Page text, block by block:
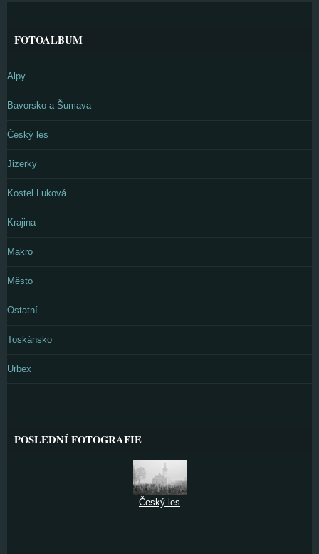
FOTOALBUM
Alpy
Bavorsko a Šumava
Český les
Jizerky
Kostel Luková
Krajina
Makro
Město
Ostatní
Toskánsko
Urbex
POSLEDNÍ FOTOGRAFIE
Český les